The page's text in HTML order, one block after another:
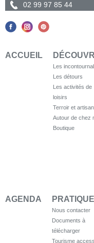
02 99 97 85 44
ACCUEIL
Les
Les détours
Les activités de
loisirs
Terroir et
Autour de chez
Boutique
AGENDA PRATIQUE
Nous contacter
Documents à
télécharger
Tourisme